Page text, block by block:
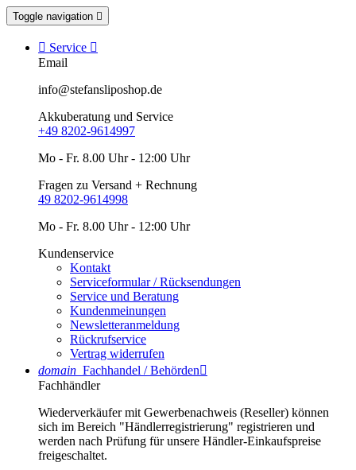
Toggle navigation 
 Service 
Email
info@stefansliposhop.de
Akkuberatung und Service
+49 8202-9614997
Mo - Fr. 8.00 Uhr - 12:00 Uhr
Fragen zu Versand + Rechnung
49 8202-9614998
Mo - Fr. 8.00 Uhr - 12:00 Uhr
Kundenservice
Kontakt
Serviceformular / Rücksendungen
Service und Beratung
Kundenmeinungen
Newsletteranmeldung
Rückrufservice
Vertrag widerrufen
domain Fachhandel / Behörden
Fachhändler
Wiederverkäufer mit Gewerbenachweis (Reseller) können
sich im Bereich "Händlerregistrierung" registrieren und
werden nach Prüfung für unsere Händler-Einkaufspreise
freigeschaltet.